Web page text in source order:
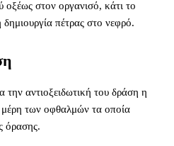
οξέως στον οργανισό, κάτι το
πέτρας στο νεφρό.
την αντιοξειδωτική του δράση η
μέρη των οφθαλμών τα οποία
όρασης.